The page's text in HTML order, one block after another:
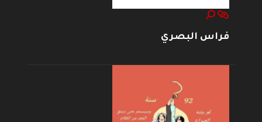
فراس البصري